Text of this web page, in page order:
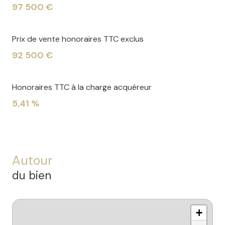
97 500 €
Prix de vente honoraires TTC exclus
92 500 €
Honoraires TTC à la charge acquéreur
5,41 %
Autour
du bien
+